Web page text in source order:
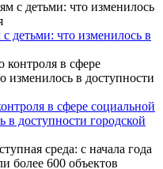
детьми: что изменилось в
в сфере социальной
в доступности городской